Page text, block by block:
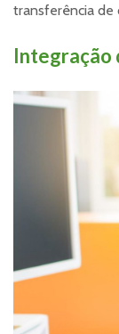
transferência de
Integração